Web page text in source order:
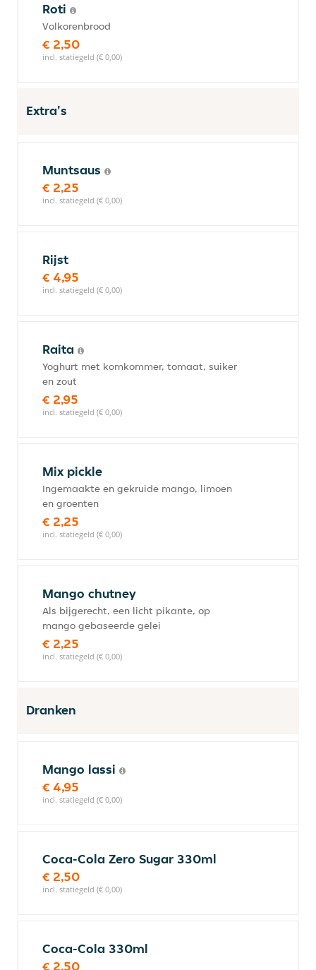
Roti
Volkorenbrood
€ 2,50
incl. statiegeld (€ 0,00)
Extra's
Muntsaus
€ 2,25
incl. statiegeld (€ 0,00)
Rijst
€ 4,95
incl. statiegeld (€ 0,00)
Raita
Yoghurt met komkommer, tomaat, suiker
en zout
€ 2,95
incl. statiegeld (€ 0,00)
Mix pickle
Ingemaakte en gekruide mango, limoen
en groenten
€ 2,25
incl. statiegeld (€ 0,00)
Mango chutney
Als bijgerecht, een licht pikante, op
mango gebaseerde gelei
€ 2,25
incl. statiegeld (€ 0,00)
Dranken
Mango lassi
€ 4,95
incl. statiegeld (€ 0,00)
Coca-Cola Zero Sugar 330ml
€ 2,50
incl. statiegeld (€ 0,00)
Coca-Cola 330ml
€ 2,50